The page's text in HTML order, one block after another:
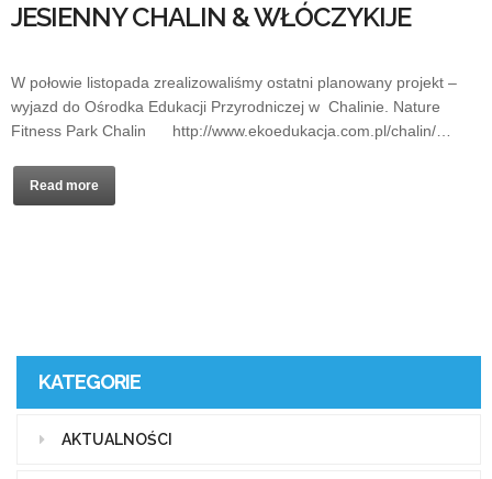
JESIENNY CHALIN & WŁÓCZYKIJE
W połowie listopada zrealizowaliśmy ostatni planowany projekt –
wyjazd do Ośrodka Edukacji Przyrodniczej w Chalinie. Nature
Fitness Park Chalin http://www.ekoedukacja.com.pl/chalin/…
Read more
KATEGORIE
AKTUALNOŚCI